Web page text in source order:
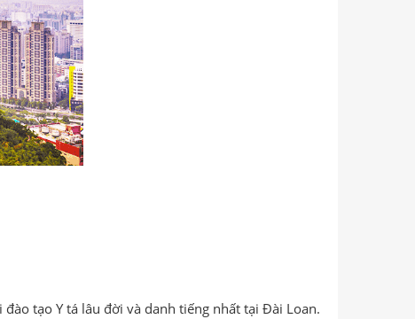
tạo Y tá lâu đời và danh tiếng nhất tại Đài Loan.